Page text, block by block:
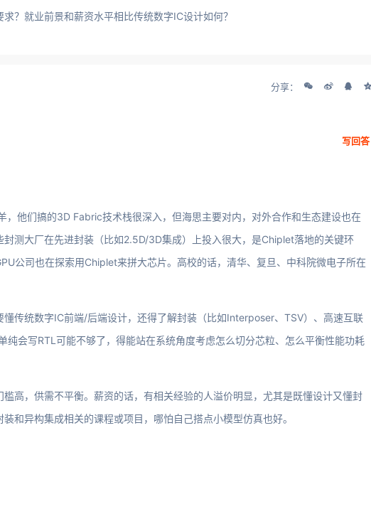
？就业前景和薪资水平相比传统数字IC设计如何？
分享：
写回答
，他们搞的3D Fabric技术栈很深入，但海思主要对内，对外合作和生态建设也在
测大厂在先进封装（比如2.5D/3D集成）上投入很大，是Chiplet落地的关键环
公司也在探索用Chiplet来拼大芯片。高校的话，清华、复旦、中科院微电子所在
懂传统数字IC前端/后端设计，还得了解封装（比如Interposer、TSV）、高速互联
纯会写RTL可能不够了，得能站在系统角度考虑怎么切分芯粒、怎么平衡性能功耗
高，供需不平衡。薪资的话，有相关经验的人溢价明显，尤其是既懂设计又懂封
和异构集成相关的课程或项目，哪怕自己搭点小模型仿真也好。